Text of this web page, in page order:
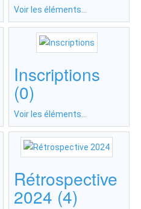
Voir les éléments...
Inscriptions
(0)
Voir les éléments...
Rétrospective
2024 (4)